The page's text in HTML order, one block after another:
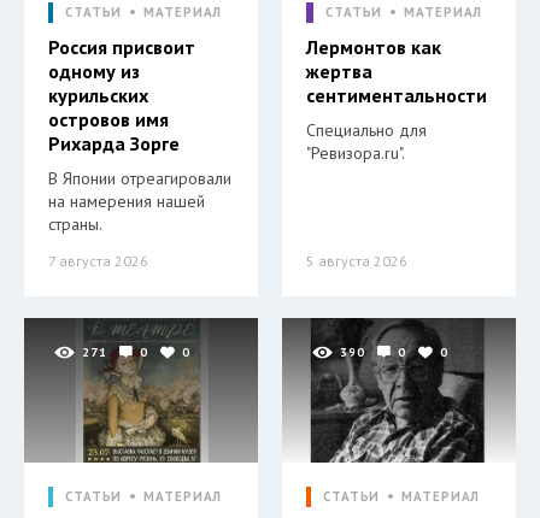
СТАТЬИ МАТЕРИАЛ
Россия присвоит
одному из
курильских
островов имя
Рихарда Зорге
В Японии отреагировали
на намерения нашей
страны.
7 августа 2026
СТАТЬИ МАТЕРИАЛ
Лермонтов как
жертва
сентиментальности
Специально для
"Ревизора.ru".
5 августа 2026
271 0 0
СТАТЬИ МАТЕРИАЛ
390 0 0
СТАТЬИ МАТЕРИАЛ